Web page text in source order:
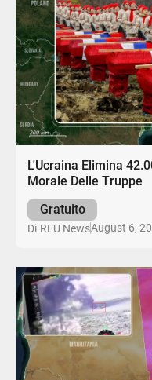
L'Ucraina Elimina
Morale Delle Truppe
Gratuito
Di RFU NewsAugust 6,